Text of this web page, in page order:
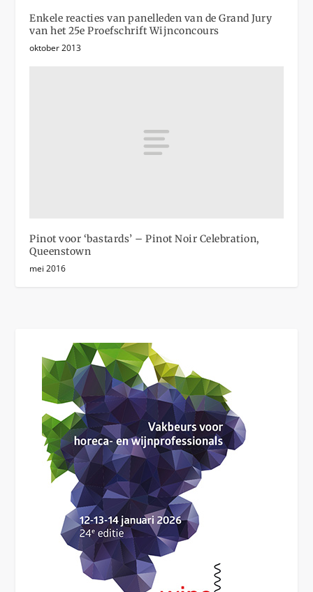
Enkele reacties van panelleden van de Grand Jury
van het 25e Proefschrift Wijnconcours
oktober 2013
Pinot voor ‘bastards’ – Pinot Noir Celebration,
Queenstown
mei 2016